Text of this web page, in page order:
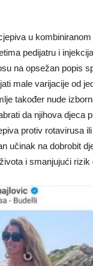
u
pedijatru i
na opsežan popis
male varijacije od
također nude
da njihova djeca
protiv rotavirusa
učinak na dobrobit
i smanjujući rizik